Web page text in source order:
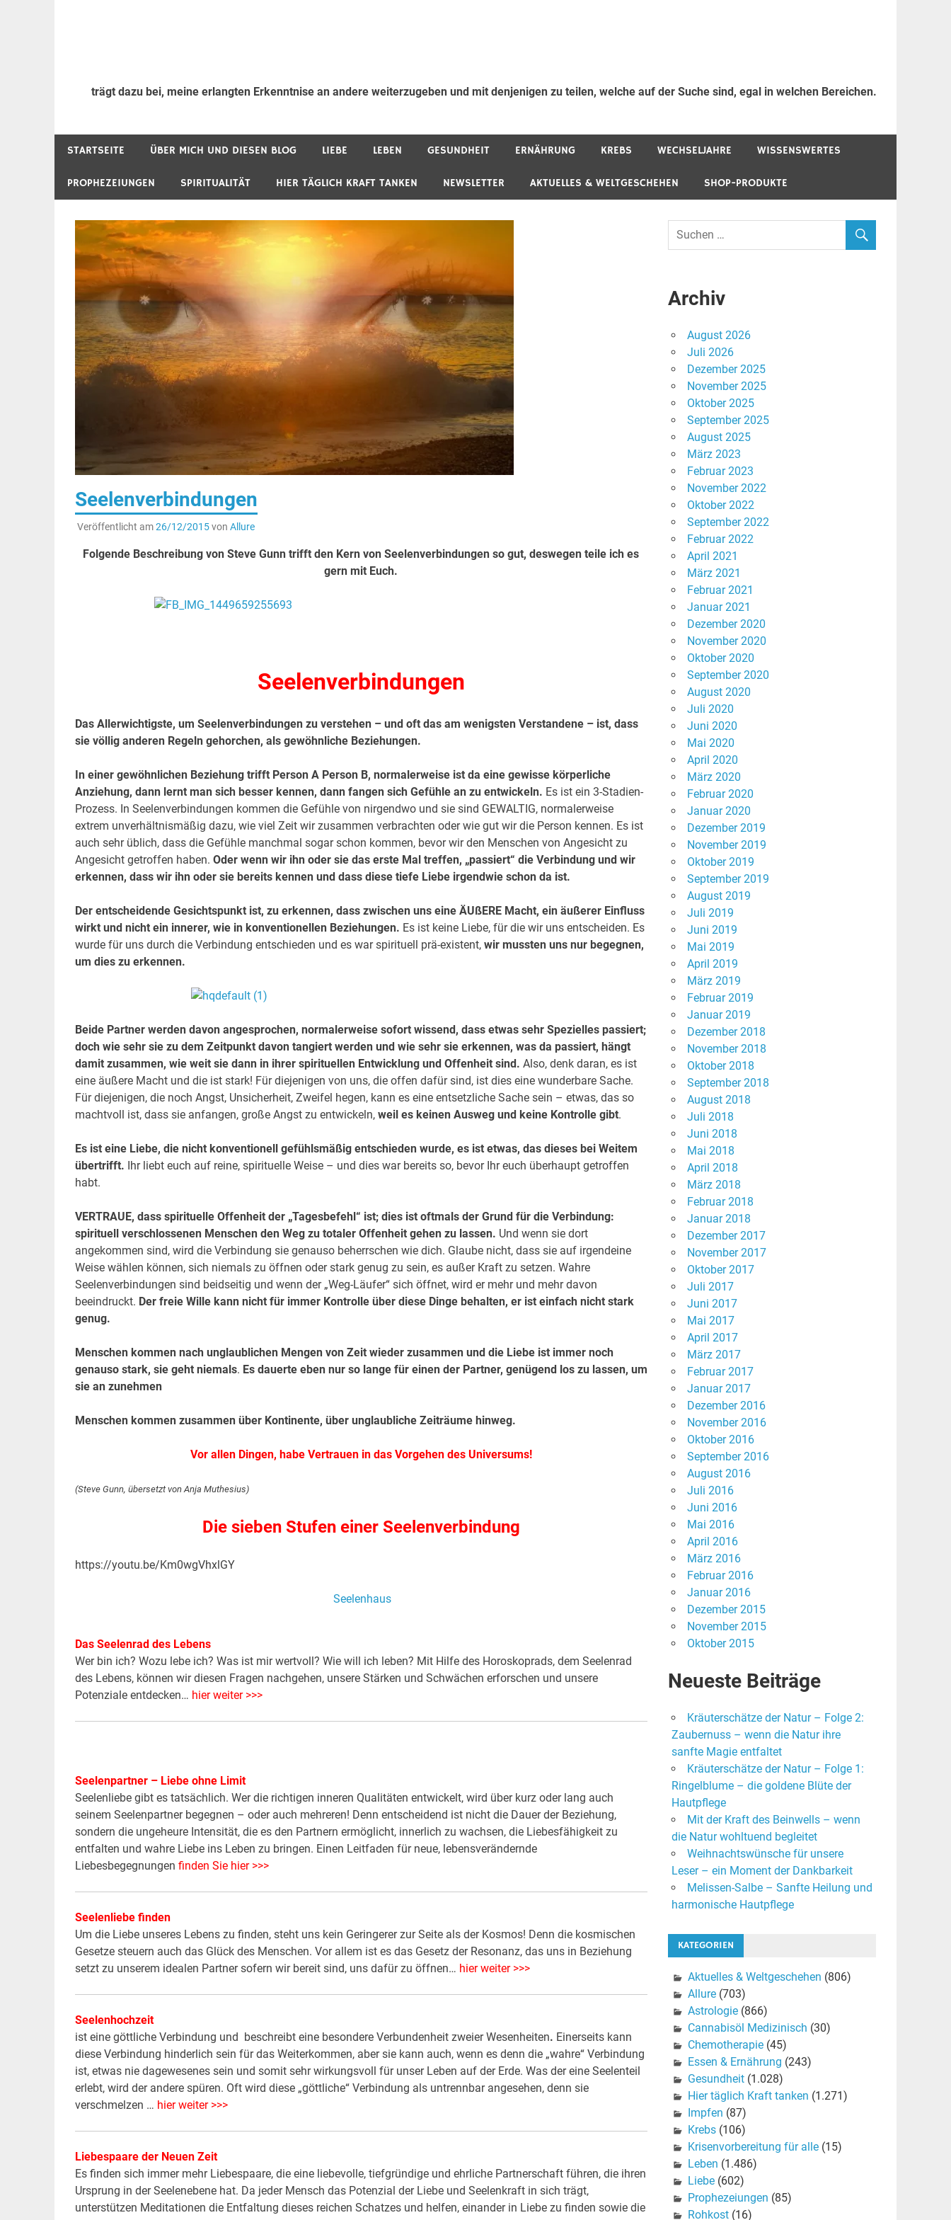
trägt dazu bei, meine erlangten Erkenntnise an andere weiterzugeben und mit denjenigen zu teilen, welche auf der Suche sind, egal in welchen Bereichen.
STARTSEITE ÜBER MICH UND DIESEN BLOG LIEBE LEBEN GESUNDHEIT ERNÄHRUNG KREBS WECHSELJAHRE WISSENSWERTES
PROPHEZEIUNGEN SPIRITUALITÄT HIER TÄGLICH KRAFT TANKEN NEWSLETTER AKTUELLES & WELTGESCHEHEN SHOP-PRODUKTE
Seelenverbindungen
Veröffentlicht am26/12/2015von Allure
Folgende Beschreibung von Steve Gunn trifft den Kern von Seelenverbindungen so gut, deswegen teile ich es
gern mit Euch.
Seelenverbindungen
Das Allerwichtigste, um Seelenverbindungen zu verstehen – und oft das am wenigsten Verstandene – ist, dass
sie völlig anderen Regeln gehorchen, als gewöhnliche Beziehungen.
In einer gewöhnlichen Beziehung trifft Person A Person B, normalerweise ist da eine gewisse körperliche
Anziehung, dann lernt man sich besser kennen, dann fangen sich Gefühle an zu entwickeln. Es ist ein 3-Stadien-
Prozess. In Seelenverbindungen kommen die Gefühle von nirgendwo und sie sind GEWALTIG, normalerweise
extrem unverhältnismäßig dazu, wie viel Zeit wir zusammen verbrachten oder wie gut wir die Person kennen. Es ist
auch sehr üblich, dass die Gefühle manchmal sogar schon kommen, bevor wir den Menschen von Angesicht zu
Angesicht getroffen haben. Oder wenn wir ihn oder sie das erste Mal treffen, „passiert“ die Verbindung und wir
erkennen, dass wir ihn oder sie bereits kennen und dass diese tiefe Liebe irgendwie schon da ist.
Der entscheidende Gesichtspunkt ist, zu erkennen, dass zwischen uns eine ÄUßERE Macht, ein äußerer Einfluss
wirkt und nicht ein innerer, wie in konventionellen Beziehungen. Es ist keine Liebe, für die wir uns entscheiden. Es
wurde für uns durch die Verbindung entschieden und es war spirituell prä-existent, wir mussten uns nur begegnen,
um dies zu erkennen.
Beide Partner werden davon angesprochen, normalerweise sofort wissend, dass etwas sehr Spezielles passiert;
doch wie sehr sie zu dem Zeitpunkt davon tangiert werden und wie sehr sie erkennen, was da passiert, hängt
damit zusammen, wie weit sie dann in ihrer spirituellen Entwicklung und Offenheit sind. Also, denk daran, es ist
eine äußere Macht und die ist stark! Für diejenigen von uns, die offen dafür sind, ist dies eine wunderbare Sache.
Für diejenigen, die noch Angst, Unsicherheit, Zweifel hegen, kann es eine entsetzliche Sache sein – etwas, das so
machtvoll ist, dass sie anfangen, große Angst zu entwickeln, weil es keinen Ausweg und keine Kontrolle gibt.
Es ist eine Liebe, die nicht konventionell gefühlsmäßig entschieden wurde, es ist etwas, das dieses bei Weitem
übertrifft. Ihr liebt euch auf reine, spirituelle Weise – und dies war bereits so, bevor Ihr euch überhaupt getroffen
habt.
VERTRAUE, dass spirituelle Offenheit der „Tagesbefehl“ ist; dies ist oftmals der Grund für die Verbindung:
spirituell verschlossenen Menschen den Weg zu totaler Offenheit gehen zu lassen. Und wenn sie dort
angekommen sind, wird die Verbindung sie genauso beherrschen wie dich. Glaube nicht, dass sie auf irgendeine
Weise wählen können, sich niemals zu öffnen oder stark genug zu sein, es außer Kraft zu setzen. Wahre
Seelenverbindungen sind beidseitig und wenn der „Weg-Läufer“ sich öffnet, wird er mehr und mehr davon
beeindruckt. Der freie Wille kann nicht für immer Kontrolle über diese Dinge behalten, er ist einfach nicht stark
genug.
Menschen kommen nach unglaublichen Mengen von Zeit wieder zusammen und die Liebe ist immer noch
genauso stark, sie geht niemals. Es dauerte eben nur so lange für einen der Partner, genügend los zu lassen, um
sie an zunehmen
Menschen kommen zusammen über Kontinente, über unglaubliche Zeiträume hinweg.
Vor allen Dingen, habe Vertrauen in das Vorgehen des Universums!
(Steve Gunn, übersetzt von Anja Muthesius)
Die sieben Stufen einer Seelenverbindung
https://youtu.be/Km0wgVhxlGY
Seelenhaus
Das Seelenrad des Lebens
Wer bin ich? Wozu lebe ich? Was ist mir wertvoll? Wie will ich leben? Mit Hilfe des Horoskoprads, dem Seelenrad
des Lebens, können wir diesen Fragen nachgehen, unsere Stärken und Schwächen erforschen und unsere
Potenziale entdecken… hier weiter >>>
Seelenpartner – Liebe ohne Limit
Seelenliebe gibt es tatsächlich. Wer die richtigen inneren Qualitäten entwickelt, wird über kurz oder lang auch
seinem Seelenpartner begegnen – oder auch mehreren! Denn entscheidend ist nicht die Dauer der Beziehung,
sondern die ungeheure Intensität, die es den Partnern ermöglicht, innerlich zu wachsen, die Liebesfähigkeit zu
entfalten und wahre Liebe ins Leben zu bringen. Einen Leitfaden für neue, lebensverändernde
Liebesbegegnungen finden Sie hier >>>
Seelenliebe finden
Um die Liebe unseres Lebens zu finden, steht uns kein Geringerer zur Seite als der Kosmos! Denn die kosmischen
Gesetze steuern auch das Glück des Menschen. Vor allem ist es das Gesetz der Resonanz, das uns in Beziehung
setzt zu unserem idealen Partner sofern wir bereit sind, uns dafür zu öffnen… hier weiter >>>
Seelenhochzeit
ist eine göttliche Verbindung und beschreibt eine besondere Verbundenheit zweier Wesenheiten. Einerseits kann
diese Verbindung hinderlich sein für das Weiterkommen, aber sie kann auch, wenn es denn die „wahre“ Verbindung
ist, etwas nie dagewesenes sein und somit sehr wirkungsvoll für unser Leben auf der Erde. Was der eine Seelenteil
erlebt, wird der andere spüren. Oft wird diese „göttliche“ Verbindung als untrennbar angesehen, denn sie
verschmelzen … hier weiter >>>
Liebespaare der Neuen Zeit
Es finden sich immer mehr Liebespaare, die eine liebevolle, tiefgründige und ehrliche Partnerschaft führen, die ihren
Ursprung in der Seelenebene hat. Da jeder Mensch das Potenzial der Liebe und Seelenkraft in sich trägt,
unterstützen Meditationen die Entfaltung dieses reichen Schatzes und helfen, einander in Liebe zu finden sowie die
Archiv
August 2026
Juli 2026
Dezember 2025
November 2025
Oktober 2025
September 2025
August 2025
März 2023
Februar 2023
November 2022
Oktober 2022
September 2022
Februar 2022
April 2021
März 2021
Februar 2021
Januar 2021
Dezember 2020
November 2020
Oktober 2020
September 2020
August 2020
Juli 2020
Juni 2020
Mai 2020
April 2020
März 2020
Februar 2020
Januar 2020
Dezember 2019
November 2019
Oktober 2019
September 2019
August 2019
Juli 2019
Juni 2019
Mai 2019
April 2019
März 2019
Februar 2019
Januar 2019
Dezember 2018
November 2018
Oktober 2018
September 2018
August 2018
Juli 2018
Juni 2018
Mai 2018
April 2018
März 2018
Februar 2018
Januar 2018
Dezember 2017
November 2017
Oktober 2017
Juli 2017
Juni 2017
Mai 2017
April 2017
März 2017
Februar 2017
Januar 2017
Dezember 2016
November 2016
Oktober 2016
September 2016
August 2016
Juli 2016
Juni 2016
Mai 2016
April 2016
März 2016
Februar 2016
Januar 2016
Dezember 2015
November 2015
Oktober 2015
Neueste Beiträge
Kräuterschätze der Natur – Folge 2:
Zaubernuss – wenn die Natur ihre
sanfte Magie entfaltet
Kräuterschätze der Natur – Folge 1:
Ringelblume – die goldene Blüte der
Hautpflege
Mit der Kraft des Beinwells – wenn
die Natur wohltuend begleitet
Weihnachtswünsche für unsere
Leser – ein Moment der Dankbarkeit
Melissen-Salbe – Sanfte Heilung und
harmonische Hautpflege
KATEGORIEN
Aktuelles & Weltgeschehen (806)
Allure(703)
Astrologie(866)
Cannabisöl Medizinisch (30)
Chemotherapie(45)
Essen & Ernährung (243)
Gesundheit(1.028)
Hier täglich Kraft tanken (1.271)
Impfen (87)
Krebs(106)
Krisenvorbereitung für alle(15)
Leben (1.486)
Liebe(602)
Prophezeiungen (85)
Rohkost(16)